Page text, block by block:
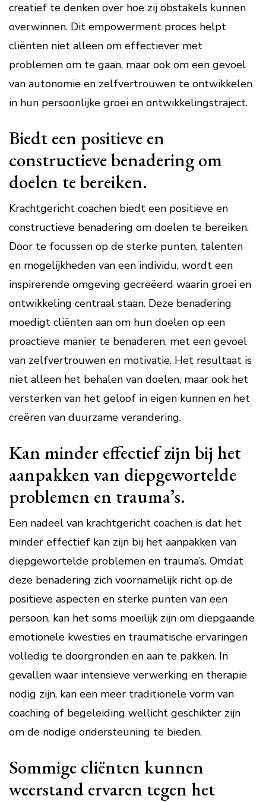
creatief te denken over hoe zij obstakels kunnen
overwinnen. Dit empowerment proces helpt
cliënten niet alleen om effectiever met
problemen om te gaan, maar ook om een gevoel
van autonomie en zelfvertrouwen te ontwikkelen
in hun persoonlijke groei en ontwikkelingstraject.
Biedt een positieve en
constructieve benadering om
doelen te bereiken.
Krachtgericht coachen biedt een positieve en
constructieve benadering om doelen te bereiken.
Door te focussen op de sterke punten, talenten
en mogelijkheden van een individu, wordt een
inspirerende omgeving gecreëerd waarin groei en
ontwikkeling centraal staan. Deze benadering
moedigt cliënten aan om hun doelen op een
proactieve manier te benaderen, met een gevoel
van zelfvertrouwen en motivatie. Het resultaat is
niet alleen het behalen van doelen, maar ook het
versterken van het geloof in eigen kunnen en het
creëren van duurzame verandering.
Kan minder effectief zijn bij het
aanpakken van diepgewortelde
problemen en trauma’s.
Een nadeel van krachtgericht coachen is dat het
minder effectief kan zijn bij het aanpakken van
diepgewortelde problemen en trauma’s. Omdat
deze benadering zich voornamelijk richt op de
positieve aspecten en sterke punten van een
persoon, kan het soms moeilijk zijn om diepgaande
emotionele kwesties en traumatische ervaringen
volledig te doorgronden en aan te pakken. In
gevallen waar intensieve verwerking en therapie
nodig zijn, kan een meer traditionele vorm van
coaching of begeleiding wellicht geschikter zijn
om de nodige ondersteuning te bieden.
Sommige cliënten kunnen
weerstand ervaren tegen het